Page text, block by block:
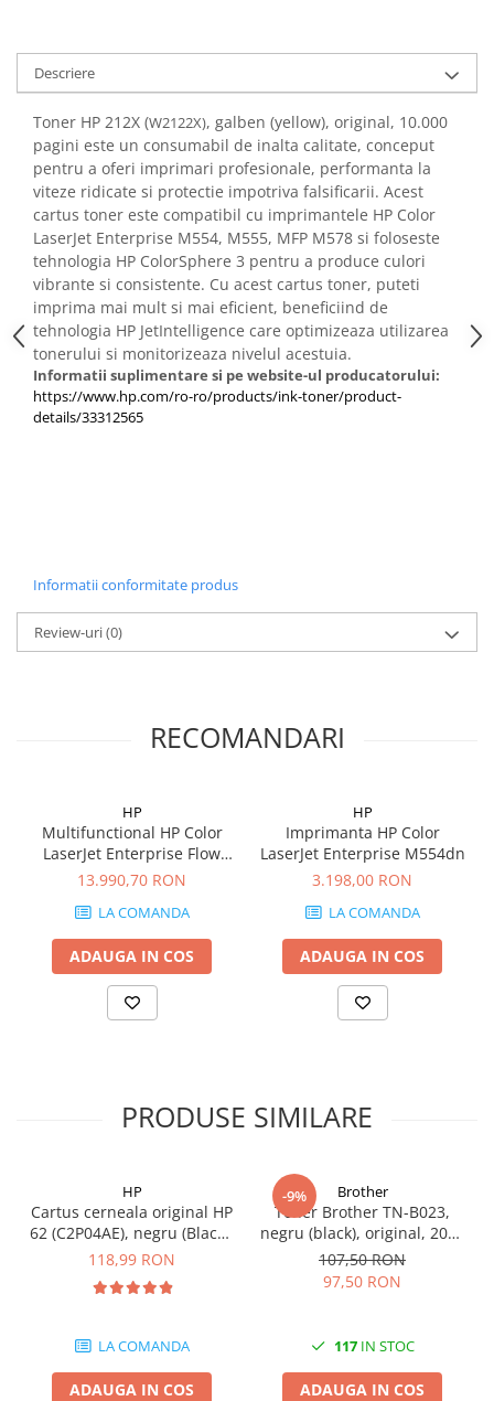
Descriere
Toner HP 212X (W2122X), galben (yellow), original, 10.000
pagini este un consumabil de inalta calitate, conceput
pentru a oferi imprimari profesionale, performanta la
viteze ridicate si protectie impotriva falsificarii. Acest
cartus toner este compatibil cu imprimantele HP Color
LaserJet Enterprise M554, M555, MFP M578 si foloseste
tehnologia HP ColorSphere 3 pentru a produce culori
vibrante si consistente. Cu acest cartus toner, puteti
imprima mai mult si mai eficient, beneficiind de
tehnologia HP JetIntelligence care optimizeaza utilizarea
tonerului si monitorizeaza nivelul acestuia.
Informatii suplimentare si pe website-ul producatorului:
https://www.hp.com/ro-ro/products/ink-toner/product-
details/33312565
Informatii conformitate produs
Review-uri(0)
RECOMANDARI
HP
Multifunctional HP Color
LaserJet Enterprise Flow
MFP M578c
13.990,70 RON
LA COMANDA
ADAUGA IN COS
HP
Imprimanta HP Color
LaserJet Enterprise M554dn
3.198,00 RON
LA COMANDA
ADAUGA IN COS
PRODUSE SIMILARE
HP
Cartus cerneala original HP
62 (C2P04AE), negru (Black),
200 pagini
118,99 RON
LA COMANDA
ADAUGA IN COS
-9% Brother
Toner Brother TN-B023,
negru (black), original, 2000
pagini
107,50 RON
97,50 RON
117IN STOC
ADAUGA IN COS